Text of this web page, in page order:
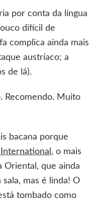
por conta da língua
difícil de
complica ainda mais
austríaco; a
de lá).
Recomendo. Muito
bacana porque
, o mais
Oriental, que ainda
mas é linda! O
tombado como